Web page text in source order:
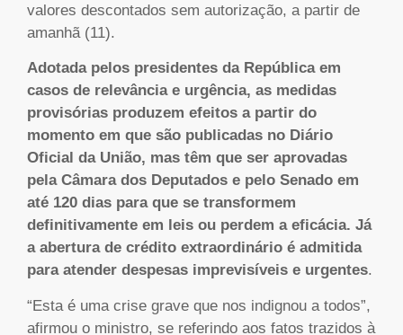
valores descontados sem autorização, a partir de
amanhã (11).
Adotada pelos presidentes da República em
casos de relevância e urgência, as medidas
provisórias produzem efeitos a partir do
momento em que são publicadas no Diário
Oficial da União, mas têm que ser aprovadas
pela Câmara dos Deputados e pelo Senado em
até 120 dias para que se transformem
definitivamente em leis ou perdem a eficácia. Já
a abertura de crédito extraordinário é admitida
para atender despesas imprevisíveis e urgentes.
“Esta é uma crise grave que nos indignou a todos”,
afirmou o ministro, se referindo aos fatos trazidos à